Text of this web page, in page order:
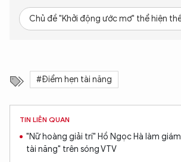
Chủ đề "Khởi động ước mơ" thể hiện
#Điểm hẹn tài năng
TIN LIÊN QUAN
"Nữ hoàng giải trí" Hồ Ngọc Hà làm
tài năng" trên sóng VTV